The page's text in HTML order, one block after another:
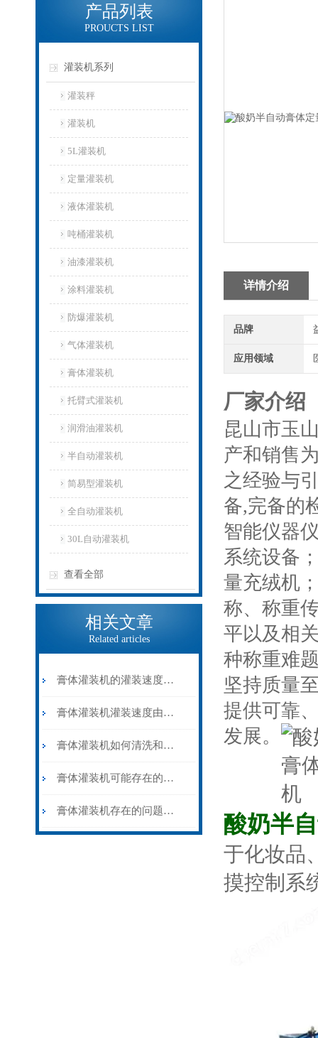
产品列表
PROUCTS LIST
灌装机系列
灌装秤
灌装机
5L灌装机
定量灌装机
液体灌装机
吨桶灌装机
油漆灌装机
涂料灌装机
防爆灌装机
气体灌装机
膏体灌装机
托臂式灌装机
润滑油灌装机
半自动灌装机
简易型灌装机
全自动灌装机
30L自动灌装机
查看全部
相关文章
Related articles
膏体灌装机的灌装速度由什么决定？
膏体灌装机灌装速度由什么决定？灌装精度怎样调整？
膏体灌装机如何清洗和保养？
膏体灌装机可能存在的问题有哪些？
膏体灌装机存在的问题有哪些？
详情介绍
品牌
应用领域
厂家介绍
昆山市玉
产和销售
之经验与
备,完备的
智能仪器
系统设备
量充绒机
称、称重
平以及相
种称重难
坚持质量
提供可靠
发展。
酸奶半
于化妆品
摸控制系